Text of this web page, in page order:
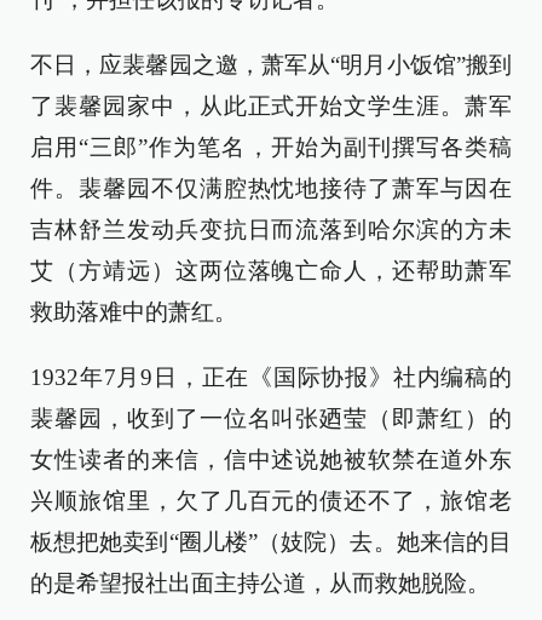
不日，应裴馨园之邀，萧军从“明月小饭馆”搬到
了裴馨园家中，从此正式开始文学生涯。萧军
启用“三郎”作为笔名，开始为副刊撰写各类稿
件。裴馨园不仅满腔热忱地接待了萧军与因在
吉林舒兰发动兵变抗日而流落到哈尔滨的方未
艾（方靖远）这两位落魄亡命人，还帮助萧军
救助落难中的萧红。
1932年7月9日，正在《国际协报》社内编稿的
裴馨园，收到了一位名叫张廼莹（即萧红）的
女性读者的来信，信中述说她被软禁在道外东
兴顺旅馆里，欠了几百元的债还不了，旅馆老
板想把她卖到“圈儿楼”（妓院）去。她来信的目
的是希望报社出面主持公道，从而救她脱险。